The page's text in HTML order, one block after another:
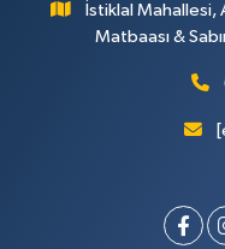
İstiklal Mahallesi,
Matbaası &